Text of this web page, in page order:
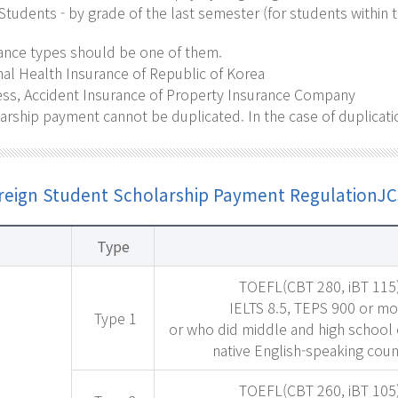
- by grade of the last semester (for students within
types should be one of them.
Health Insurance of Republic of Korea
Accident Insurance of Property Insurance Company
payment cannot be duplicated. In the case of
Student Scholarship Payment
Type
Type 1
TOEFL(CBT 280, iBT
IELTS 8.5, TEPS 900 or
or who did middle and high school
native English-speaking
TOEFL(CBT 260, iBT